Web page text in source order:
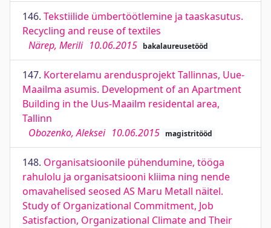
146. Tekstiilide ümbertöötlemine ja taaskasutus.
Recycling and reuse of textiles
Närep, Merili 10.06.2015 bakalaureusetööd
147. Korterelamu arendusprojekt Tallinnas, Uue-
Maailma asumis. Development of an Apartment
Building in the Uus-Maailm residental area,
Tallinn
Obozenko, Aleksei 10.06.2015 magistritööd
148. Organisatsioonile pühendumine, tööga
rahulolu ja organisatsiooni kliima ning nende
omavahelised seosed AS Maru Metall näitel.
Study of Organizational Commitment, Job
Satisfaction, Organizational Climate and Their